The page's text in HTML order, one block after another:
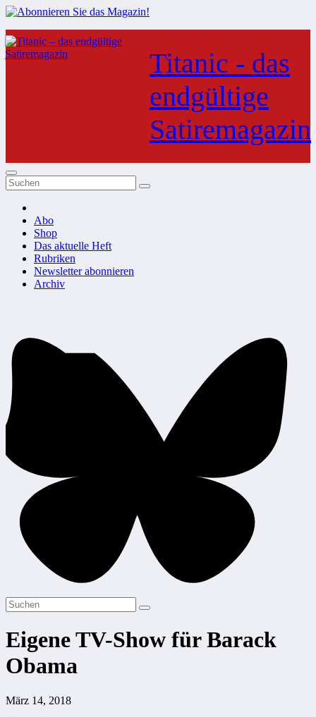
Zum
Inhalt
springen
Titanic - das
endgültige
Satiremagazin
Abo
Shop
Das aktuelle Heft
Rubriken
Newsletter abonnieren
Archiv
Eigene TV-Show für Barack
Obama
März 14, 2018